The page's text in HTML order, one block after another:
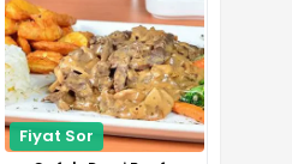
Fiyat Sor